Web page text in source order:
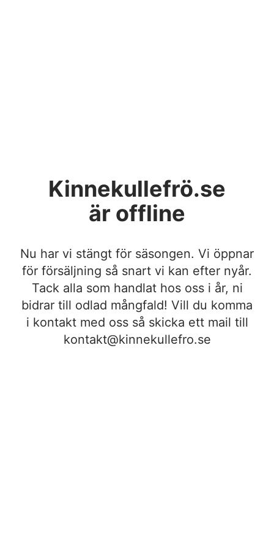
Kinnekullefrö.se
är offline
Nu har vi stängt för säsongen. Vi öppnar
för försäljning så snart vi kan efter nyår.
Tack alla som handlat hos oss i år, ni
bidrar till odlad mångfald! Vill du komma
i kontakt med oss så skicka ett mail till
kontakt@kinnekullefro.se